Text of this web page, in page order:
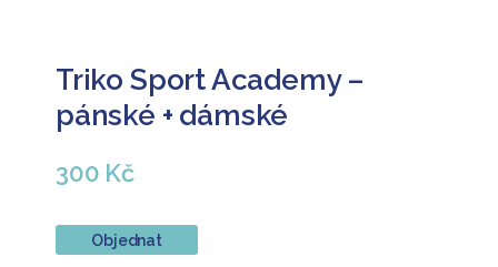
Triko Sport Academy –
pánské + dámské
300 Kč
Objednat